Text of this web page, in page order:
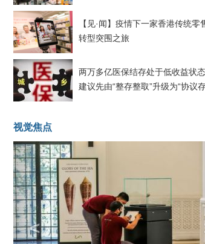
【见·闻】疫情下一家香港传统零
转型突围之旅
两万多亿医保结存处于低收益状
建议先由“整存整取”升级为“协议
视觉焦点
<